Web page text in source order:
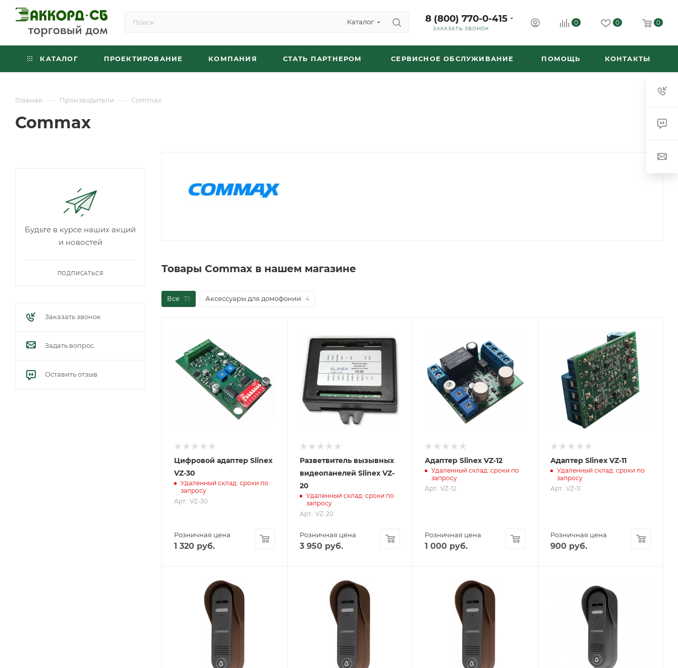
Каталог 8 (800) 770-0-415
ЗАКАЗАТЬ ЗВОНОК
0 0 0
КАТАЛОГ ПРОЕКТИРОВАНИЕ КОМПАНИЯ СТАТЬ ПАРТНЕРОМ СЕРВИСНОЕ ОБСЛУЖИВАНИЕ ПОМОЩЬ КОНТАКТЫ
Главная — Производители — Commax
Commax
Товары Commax в нашем магазине
Все 71 Аксессуары для домофонии 4
Цифровой адаптер Slinex
VZ-30
Удаленный склад: сроки по
запросу
Арт.: VZ-30
Розничная цена
1 320 руб.
Разветвитель вызывных
видеопанелей Slinex VZ-
20
Удаленный склад: сроки по
запросу
Арт.: VZ-20
Розничная цена
3 950руб.
Адаптер Slinex VZ-12
Удаленный склад: сроки по
запросу
Арт.: VZ-12
Розничная цена
1 000 руб.
Адаптер Slinex VZ-11
Удаленный склад: сроки по
запросу
Арт.: VZ-11
Розничная цена
900руб.
Будьте в курсе наших акций
и новостей
ПОДПИСАТЬСЯ
Заказать звонок
Задать вопрос
Оставить отзыв